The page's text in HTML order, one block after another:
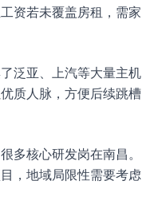
资若未覆盖房租，需家
泛亚、上汽等大量主机
质人脉，方便后续跳槽
多核心研发岗在南昌。
，地域局限性需要考虑